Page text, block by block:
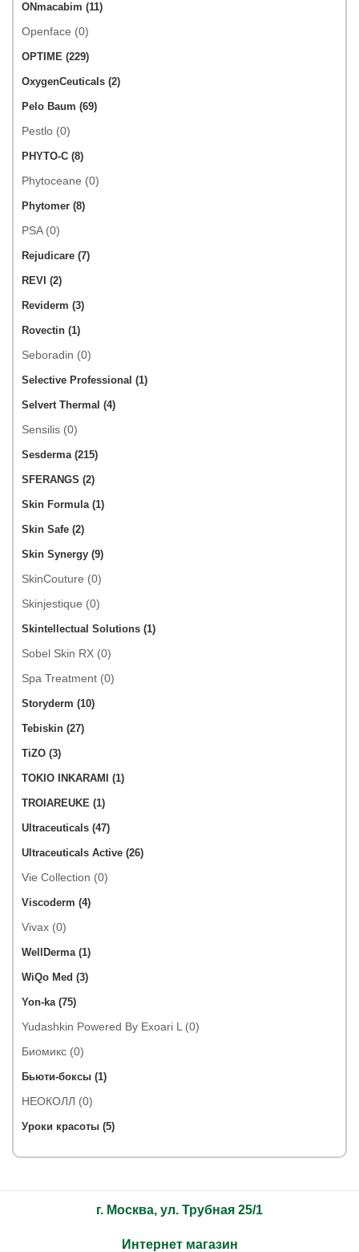
ONmacabim (11)
Openface (0)
OPTIME (229)
OxygenCeuticals (2)
Pelo Baum (69)
Pestlo (0)
PHYTO-C (8)
Phytoceane (0)
Phytomer (8)
PSA (0)
Rejudicare (7)
REVI (2)
Reviderm (3)
Rovectin (1)
Seboradin (0)
Selective Professional (1)
Selvert Thermal (4)
Sensilis (0)
Sesderma (215)
SFERANGS (2)
Skin Formula (1)
Skin Safe (2)
Skin Synergy (9)
SkinCouture (0)
Skinjestique (0)
Skintellectual Solutions (1)
Sobel Skin RX (0)
Spa Treatment (0)
Storyderm (10)
Tebiskin (27)
TiZO (3)
TOKIO INKARAMI (1)
TROIAREUKE (1)
Ultraceuticals (47)
Ultraceuticals Active (26)
Vie Collection (0)
Viscoderm (4)
Vivax (0)
WellDerma (1)
WiQo Med (3)
Yon-ka (75)
Yudashkin Powered By Exoari L (0)
Биомикс (0)
Бьюти-боксы (1)
НЕОКОЛЛ (0)
Уроки красоты (5)
г. Москва, ул. Трубная 25/1
Интернет магазин